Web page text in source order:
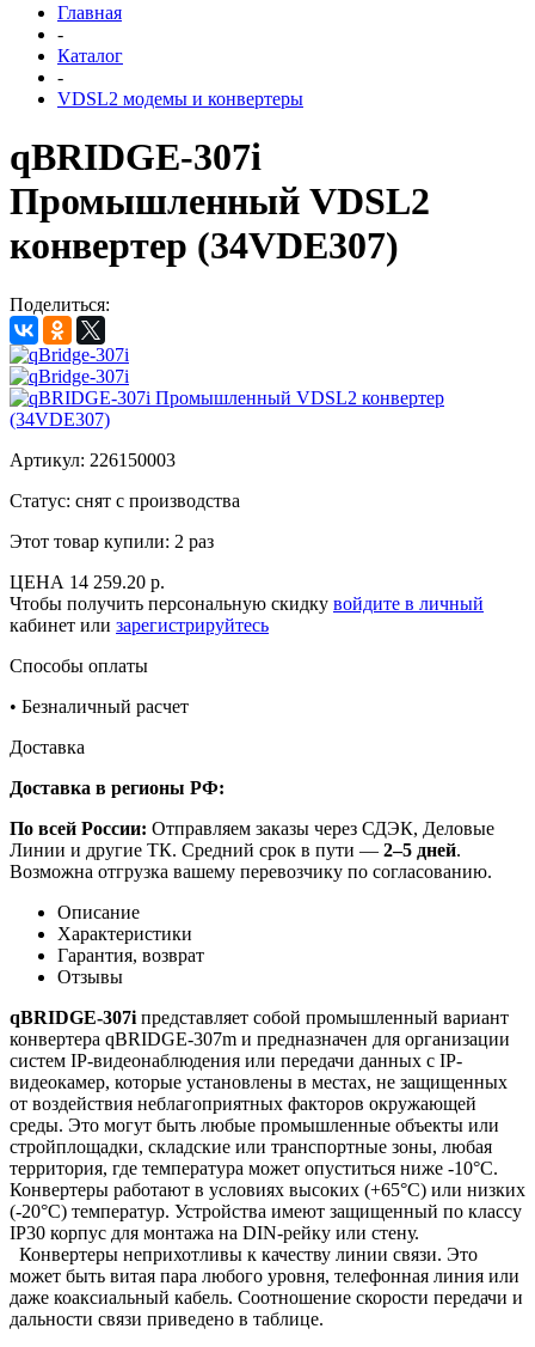
Главная
-
Каталог
-
VDSL2 модемы и конвертеры
qBRIDGE-307i
Промышленный VDSL2
конвертер (34VDE307)
Поделиться:
Артикул: 226150003
Статус: снят с производства
Этот товар купили: 2 раз
ЦЕНА 14 259.20 р.
Чтобы получить персональную скидку войдите в личный
кабинет или зарегистрируйтесь
Способы оплаты
• Безналичный расчет
Доставка
Доставка в регионы РФ:
По всей России: Отправляем заказы через СДЭК, Деловые
Линии и другие ТК. Средний срок в пути — 2–5 дней.
Возможна отгрузка вашему перевозчику по согласованию.
Описание
Характеристики
Гарантия, возврат
Отзывы
qBRIDGE-307i представляет собой промышленный вариант
конвертера qBRIDGE-307m и предназначен для организации
систем IP-видеонаблюдения или передачи данных с IP-
видеокамер, которые установлены в местах, не защищенных
от воздействия неблагоприятных факторов окружающей
среды. Это могут быть любые промышленные объекты или
стройплощадки, складские или транспортные зоны, любая
территория, где температура может опуститься ниже -10°C.
Конвертеры работают в условиях высоких (+65°C) или низких
(-20°C) температур. Устройства имеют защищенный по классу
IP30 корпус для монтажа на DIN-рейку или стену.
Конвертеры неприхотливы к качеству линии связи. Это
может быть витая пара любого уровня, телефонная линия или
даже коаксиальный кабель. Соотношение скорости передачи и
дальности связи приведено в таблице.